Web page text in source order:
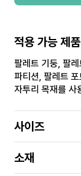
적용 가능 제품
팔레트 기둥, 팔
파티션, 팔레트
자투리 목재를 사
사이즈
소재